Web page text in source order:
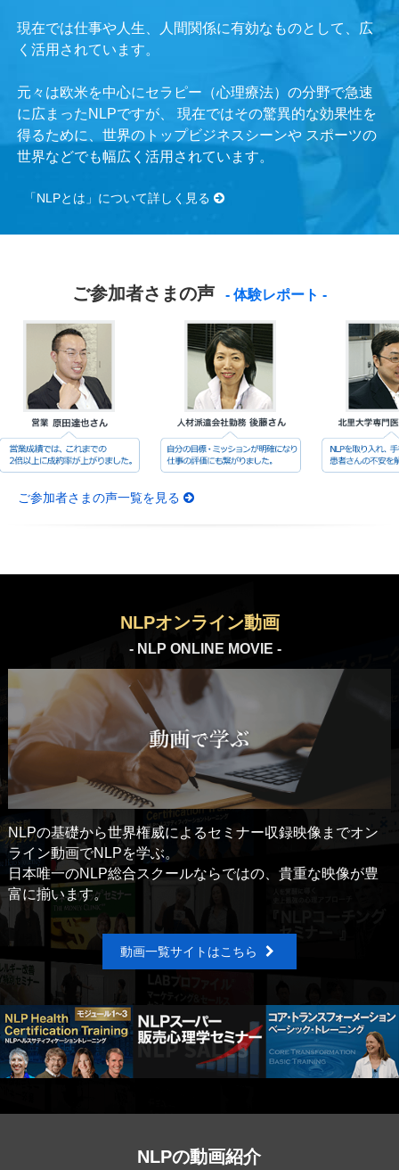
現在では仕事や人生、人間関係に有効なものとして、広
く活用されています。
元々は欧米を中心にセラピー（心理療法）の分野で急速
に広まったNLPですが、
現在ではその驚異的な効果性を
得るために、世界のトップビジネスシーンやスポーツの
世界などでも幅広く活用されています。
「NLPとは」について詳しく見る
ご参加者さまの声 - 体験レポート -
ご参加者さまの声一覧を見る
NLPオンライン動画
- NLP ONLINE MOVIE -
NLPの基礎から世界権威によるセミナー収録映像までオン
ライン動画でNLPを学ぶ。
日本唯一のNLP総合スクールならではの、貴重な映像が豊
富に揃います。
動画一覧サイトはこちら
NLPの動画紹介